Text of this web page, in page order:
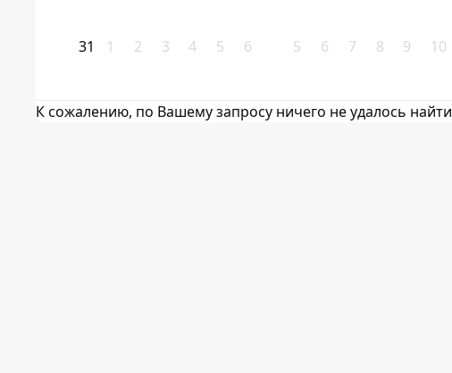
31 1 2 3 4 5 6 5 6 7 8 9 10
К сожалению, по Вашему запросу ничего не удалось найти